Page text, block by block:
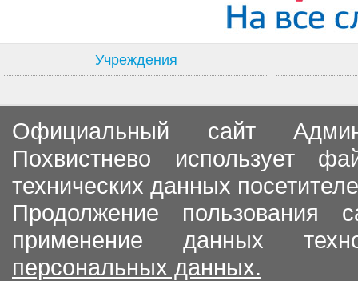
Учреждения
Официальный сайт
Похвистнево использует
технических данных
Продолжение пользования
применение данных
персональных данных.